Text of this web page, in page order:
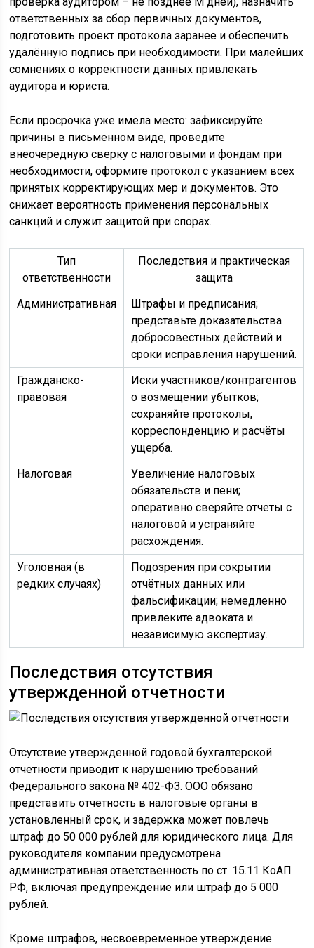
ответственных за сбор первичных документов,
подготовить проект протокола заранее и обеспечить
удалённую подпись при необходимости. При малейших
сомнениях о корректности данных привлекать
аудитора и юриста.
Если просрочка уже имела место: зафиксируйте
причины в письменном виде, проведите
внеочередную сверку с налоговыми и фондам при
необходимости, оформите протокол с указанием всех
принятых корректирующих мер и документов. Это
снижает вероятность применения персональных
санкций и служит защитой при спорах.
Тип
ответственности
Последствия и практическая
защита
Административная
Штрафы и предписания;
представьте доказательства
добросовестных действий и
сроки исправления нарушений.
Гражданско-
правовая
Иски участников/контрагентов
о возмещении убытков;
сохраняйте протоколы,
корреспонденцию и расчёты
ущерба.
Налоговая
Увеличение налоговых
обязательств и пени;
оперативно сверяйте отчеты с
налоговой и устраняйте
расхождения.
Уголовная (в
редких случаях)
Подозрения при сокрытии
отчётных данных или
фальсификации; немедленно
привлеките адвоката и
независимую экспертизу.
Последствия отсутствия
утвержденной отчетности
Отсутствие утвержденной годовой бухгалтерской
отчетности приводит к нарушению требований
Федерального закона № 402-ФЗ. ООО обязано
представить отчетность в налоговые органы в
установленный срок, и задержка может повлечь
штраф до 50 000 рублей для юридического лица. Для
руководителя компании предусмотрена
административная ответственность по ст. 15.11 КоАП
РФ, включая предупреждение или штраф до 5 000
рублей.
Кроме штрафов, несвоевременное утверждение